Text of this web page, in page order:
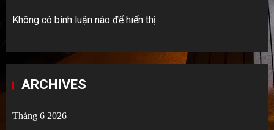
Không có bình luận nào để hiển thị.
ARCHIVES
Tháng 6 2026